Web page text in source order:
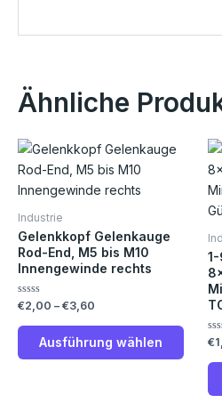
Ähnliche
Industrie
Gelenkkopf Gelenkauge
Rod-End, M5 bis M10
Innengewinde rechts
Bewertet
0
€2,00 – €3,60
Preisspanne:
bis
€3,60
Ausführung wählen
Dieses
weist
auf
der
mit
0
€